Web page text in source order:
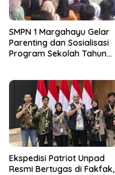
SMPN 1 Margahayu Gelar
Parenting dan Sosialisasi
Program Sekolah Tahun
Ekspedisi Patriot Unpad
Resmi Bertugas di Fakfak,